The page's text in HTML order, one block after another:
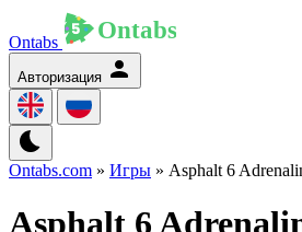
Ontabs
Авторизация
Ontabs.com » Игры » Asphalt 6
Asphalt 6